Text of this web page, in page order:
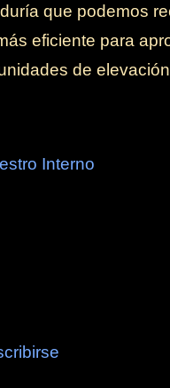
que podemos
eficiente para
de
Interno